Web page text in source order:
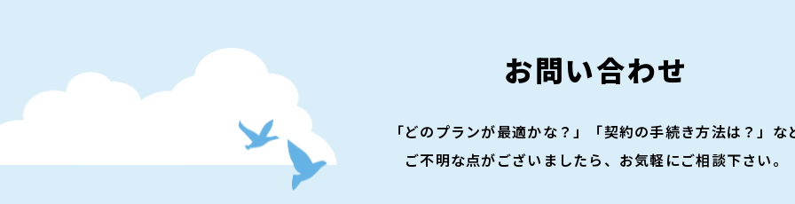
お問い合わせ
「どのプランが最適かな？」「契約の手続き方法は？」な
ご不明な点がございましたら、お気軽にご相談下さい。